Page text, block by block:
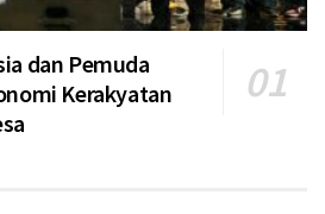
dan Pemuda
Kerakyatan